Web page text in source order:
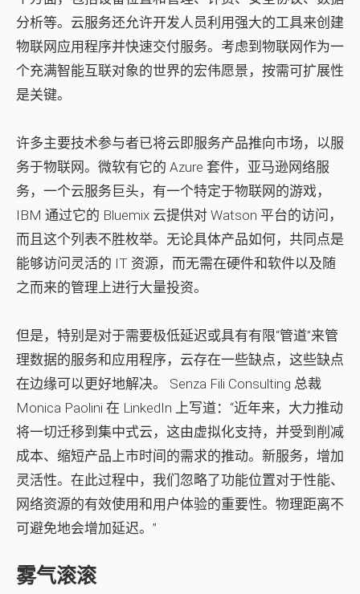
分析等。云服务还允许开发人员利用强大的工具来创建
物联网应用程序并快速交付服务。考虑到物联网作为一
个充满智能互联对象的世界的宏伟愿景，按需可扩展性
是关键。
许多主要技术参与者已将云即服务产品推向市场，以服
务于物联网。微软有它的 Azure 套件，亚马逊网络服
务，一个云服务巨头，有一个特定于物联网的游戏，
IBM 通过它的 Bluemix 云提供对 Watson 平台的访问，
而且这个列表不胜枚举。无论具体产品如何，共同点是
能够访问灵活的 IT 资源，而无需在硬件和软件以及随
之而来的管理上进行大量投资。
但是，特别是对于需要极低延迟或具有有限“管道”来管
理数据的服务和应用程序，云存在一些缺点，这些缺点
在边缘可以更好地解决。 Senza Fili Consulting 总裁
Monica Paolini 在 LinkedIn 上写道：“近年来，大力推动
将一切迁移到集中式云，这由虚拟化支持，并受到削减
成本、缩短产品上市时间的需求的推动。新服务，增加
灵活性。在此过程中，我们忽略了功能位置对于性能、
网络资源的有效使用和用户体验的重要性。物理距离不
可避免地会增加延迟。”
雾气滚滚